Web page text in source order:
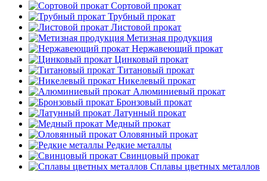
Сортовой прокат
Трубный прокат
Листовой прокат
Метизная продукция
Нержавеющий прокат
Цинковый прокат
Титановый прокат
Никелевый прокат
Алюминиевый прокат
Бронзовый прокат
Латунный прокат
Медный прокат
Оловянный прокат
Редкие металлы
Свинцовый прокат
Сплавы цветных металлов